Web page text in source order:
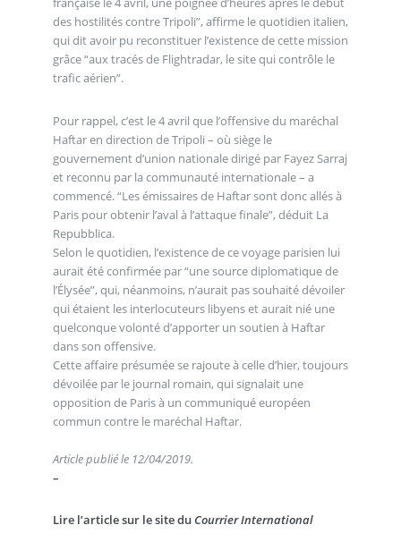
des hostilités contre Tripoli”, affirme le quotidien italien,
qui dit avoir pu reconstituer l’existence de cette mission
grâce “aux tracés de Flightradar, le site qui contrôle le
trafic aérien”.
Pour rappel, c’est le 4 avril que l’offensive du maréchal
Haftar en direction de Tripoli – où siège le
gouvernement d’union nationale dirigé par Fayez Sarraj
et reconnu par la communauté internationale – a
commencé. “Les émissaires de Haftar sont donc allés à
Paris pour obtenir l’aval à l’attaque finale”, déduit La
Repubblica.
Selon le quotidien, l’existence de ce voyage parisien lui
aurait été confirmée par “une source diplomatique de
l’Élysée”, qui, néanmoins, n’aurait pas souhaité dévoiler
qui étaient les interlocuteurs libyens et aurait nié une
quelconque volonté d’apporter un soutien à Haftar
dans son offensive.
Cette affaire présumée se rajoute à celle d’hier, toujours
dévoilée par le journal romain, qui signalait une
opposition de Paris à un communiqué européen
commun contre le maréchal Haftar.
Article publié le 12/04/2019.
–
Lire l’article sur le site du Courrier International